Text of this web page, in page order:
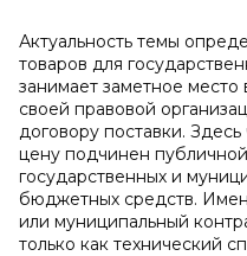
Актуальность темы
товаров для
занимает заметное
своей правовой
договору поставки.
цену подчинен
государственных и
бюджетных средств.
или муниципальный
только как технический